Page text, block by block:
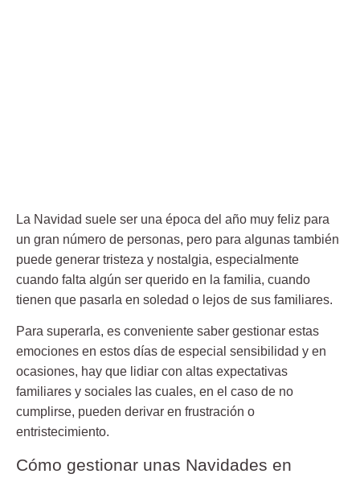
La Navidad suele ser una época del año muy feliz para
un gran número de personas, pero para algunas también
puede generar tristeza y nostalgia, especialmente
cuando falta algún ser querido en la familia, cuando
tienen que pasarla en soledad o lejos de sus familiares.
Para superarla, es conveniente saber gestionar estas
emociones en estos días de especial sensibilidad y en
ocasiones, hay que lidiar con altas expectativas
familiares y sociales las cuales, en el caso de no
cumplirse, pueden derivar en frustración o
entristecimiento.
Cómo gestionar unas Navidades en